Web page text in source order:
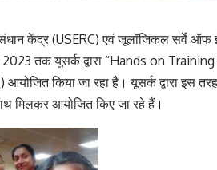
केंद्र (USERC) एवं जूलॉजिकल सर्वे ऑफ
2023 तक यूसर्क द्वारा “Hands on
किया जा रहा है। यूसर्क द्वारा इस तरह
मिलकर आयोजित किए जा रहे हैं।